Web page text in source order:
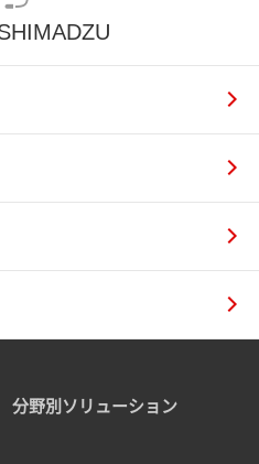
分野別ソリューション